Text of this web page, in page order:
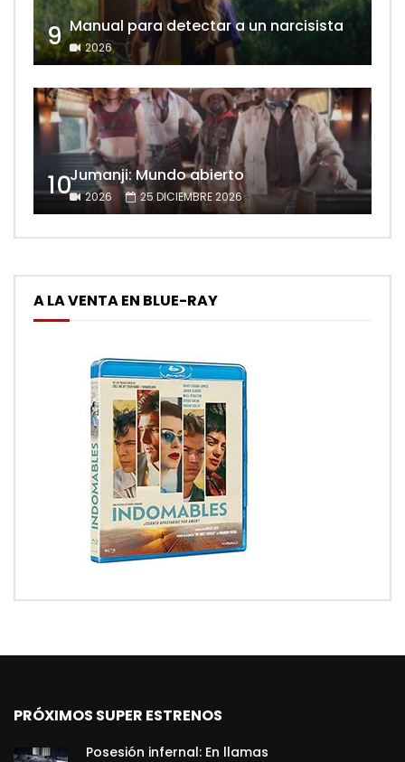
9 Manual para detectar a un narcisista
2026
10Jumanji: Mundo abierto
2026 25 DICIEMBRE 2026
A LA VENTA EN BLUE-RAY
PRÓXIMOS SUPER ESTRENOS
Posesión infernal: En llamas